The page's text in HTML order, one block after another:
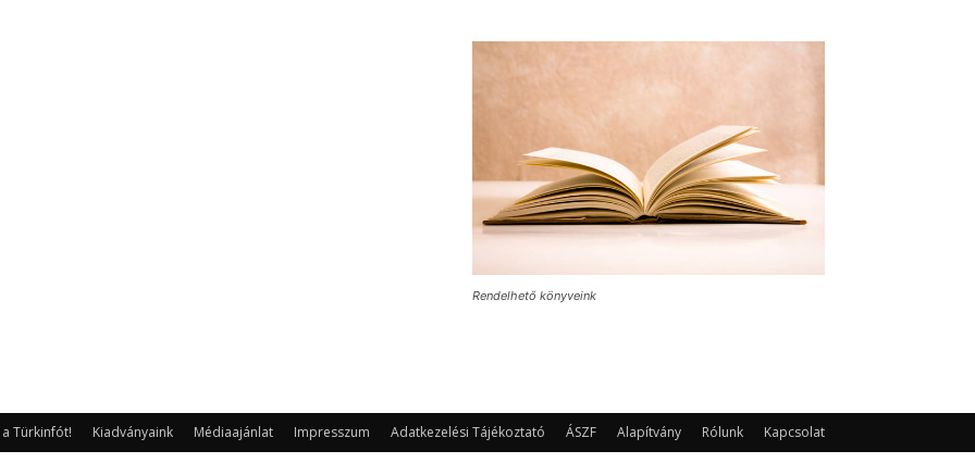
Rendelhető könyveink
Türkinfót! Kiadványaink Médiaajánlat Impresszum Adatkezelési Tájékoztató ÁSZF Alapítvány Rólunk Kapcsolat